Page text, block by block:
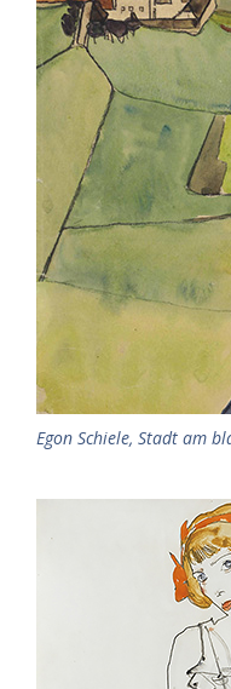
Egon Schiele, Stadt am